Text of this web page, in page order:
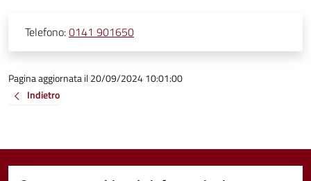
Telefono:0141 901650
Pagina aggiornata il 20/09/2024 10:01:00
Indietro